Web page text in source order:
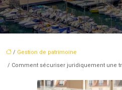
/ Gestion de patrimoine
/ Comment sécuriser juridiquement une